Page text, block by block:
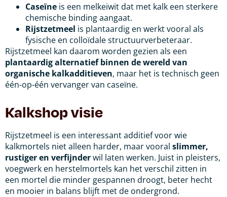
Caseïne is een melkeiwit dat met kalk een sterkere
chemische binding aangaat.
Rijstzetmeel is plantaardig en werkt vooral als
fysische en colloïdale structuurverbeteraar.
Rijstzetmeel kan daarom worden gezien als een
plantaardig alternatief binnen de wereld van
organische kalkadditieven, maar het is technisch geen
één-op-één vervanger van caseïne.
Kalkshop visie
Rijstzetmeel is een interessant additief voor wie
kalkmortels niet alleen harder, maar vooral slimmer,
rustiger en verfijnderwil laten werken. Juist in pleisters,
voegwerk en herstelmortels kan het verschil zitten in
een mortel die minder gespannen droogt, beter hecht
en mooier in balans blijft met de ondergrond.